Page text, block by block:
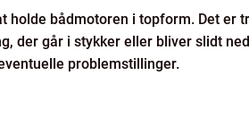
holde bådmotoren i topform. Det er
der går i stykker eller bliver slidt
problemstillinger.